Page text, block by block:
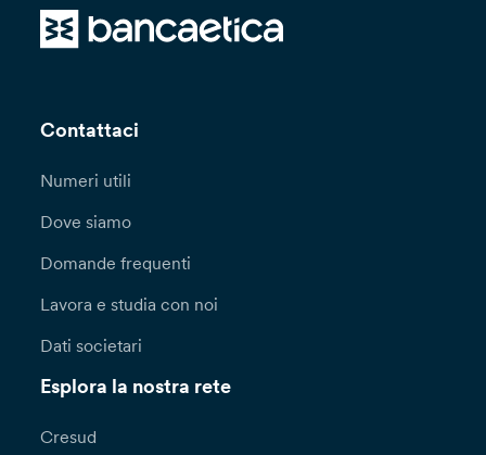
Contattaci
Numeri utili
Dove siamo
Domande frequenti
Lavora e studia con noi
Dati societari
Esplora la nostra rete
Cresud